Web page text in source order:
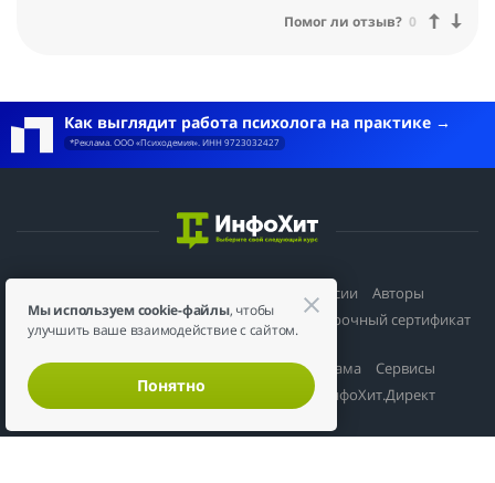
Помог ли отзыв? 0
Как выглядит работа психолога на практике
*Реклама. ООО «Психодемия». ИНН 9723032427
Профессии
Авторы
Онлайн-школы
Вебинары Журнал Подарочный сертификат
Онлайн-школам Размещение Реклама
Сервисы
ИнфоХит.Студия
ИнфоХит.Трафик
ИнфоХит.Директ
Мы используем cookie-файлы, чтобы
улучшить ваше взаимодействие с сайтом.
Понятно